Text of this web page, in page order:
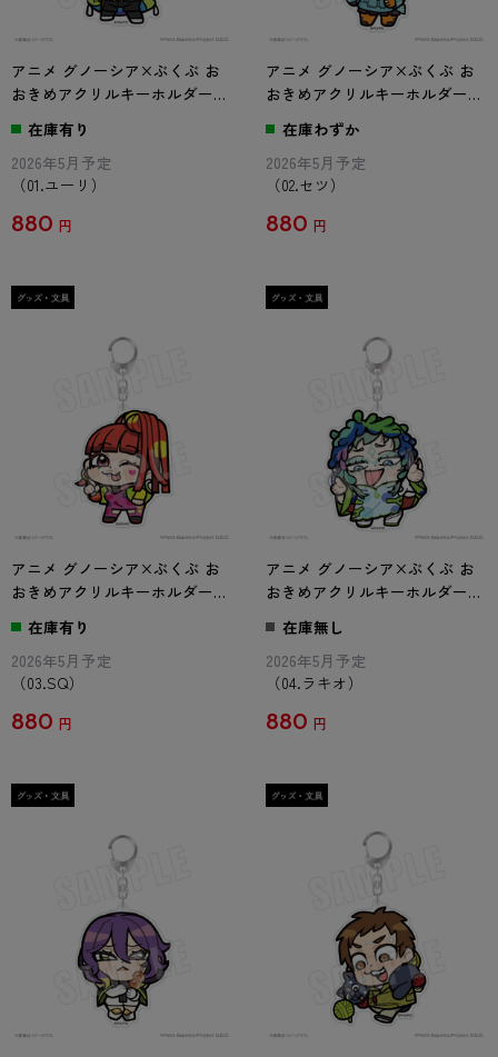
アニメ グノーシア×ぶくぶ お
おきめアクリルキーホルダー
01.ユーリ
在庫有り
2026年5月予定
（01.ユーリ）
880 円
アニメ グノーシア×ぶくぶ お
おきめアクリルキーホルダー
02.セツ
在庫わずか
2026年5月予定
（02.セツ）
880 円
アニメ グノーシア×ぶくぶ お
おきめアクリルキーホルダー
03.SQ
在庫有り
2026年5月予定
（03.SQ）
880 円
アニメ グノーシア×ぶくぶ お
おきめアクリルキーホルダー
04.ラキオ
在庫無し
2026年5月予定
（04.ラキオ）
880 円